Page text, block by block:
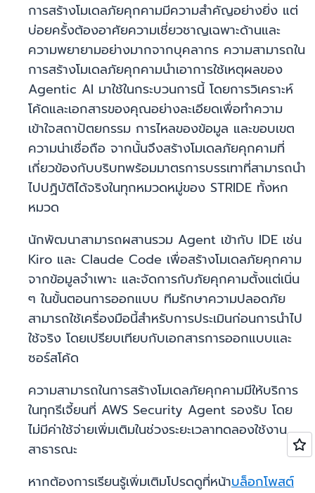
การสร้างโมเดลภัยคุกคามมีความสำคัญอย่างยิ่ง แต่
บ่อยครั้งต้องอาศัยความเชี่ยวชาญเฉพาะด้านและ
ความพยายามอย่างมากจากบุคลากร ความสามารถใน
การสร้างโมเดลภัยคุกคามนำเอาการใช้เหตุผลของ
Agentic AI มาใช้ในกระบวนการนี้ โดยการวิเคราะห์
โค้ดและเอกสารของคุณอย่างละเอียดเพื่อทำความ
เข้าใจสถาปัตยกรรม การไหลของข้อมูล และขอบเขต
ความน่าเชื่อถือ จากนั้นจึงสร้างโมเดลภัยคุกคามที่
เกี่ยวข้องกับบริบทพร้อมมาตรการบรรเทาที่สามารถนำ
ไปปฏิบัติได้จริงในทุกหมวดหมู่ของ STRIDE ทั้งหก
หมวด
นักพัฒนาสามารถผสานรวม Agent เข้ากับ IDE เช่น
Kiro และ Claude Code เพื่อสร้างโมเดลภัยคุกคาม
จากข้อมูลจำเพาะ และจัดการกับภัยคุกคามตั้งแต่เนิ่น
ๆ ในขั้นตอนการออกแบบ ทีมรักษาความปลอดภัย
สามารถใช้เครื่องมือนี้สำหรับการประเมินก่อนการนำไป
ใช้จริง โดยเปรียบเทียบกับเอกสารการออกแบบและ
ซอร์สโค้ด
ความสามารถในการสร้างโมเดลภัยคุกคามมีให้บริการ
ในทุกรีเจี้ยนที่ AWS Security Agent รองรับ โดย
ไม่มีค่าใช้จ่ายเพิ่มเติมในช่วงระยะเวลาทดลองใช้งาน
สาธารณะ
หากต้องการเรียนรู้เพิ่มเติมโปรดดูที่หน้าบล็อกโพสต์